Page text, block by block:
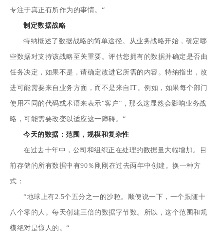
专注于真正有所作为的事情。“
制定数据战略
特纳概述了 数据战略 的简单途径。从业务战略开始，确定哪
些数据对支持该战略至关重要。评估您拥有的数据并确定是否由
任务决定，如果不是，请确定改进它所需的内容。特纳指出，改
进可能需要来自业务方面，而不是来自IT。例如，如果每个部门
使用不同的代码或术语来表示“客户”，那么这显然会影响业务战
略，可能需要改变以适应这一障碍。“
今天的数据：范围，规模和复杂性
在过去十年中，公司和组织正在处理的数据量大幅增加。目
前存储的所有数据中有90％刚刚在过去两年中创建。换一种方
式：
“地球上有2.5个五分之一的沙粒。顺便说一下，一个跟随十
八个零的人。每天创建三倍的数据字节数。所以，这个范围和规
模绝对是惊人的。“